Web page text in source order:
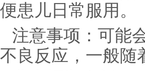
便患儿日常服用。
注意事项：可能
不良反应，一般随